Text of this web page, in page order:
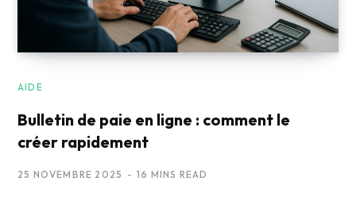
AIDE
Bulletin de paie en ligne : comment le
créer rapidement
25 NOVEMBRE 2025 16 MINS READ